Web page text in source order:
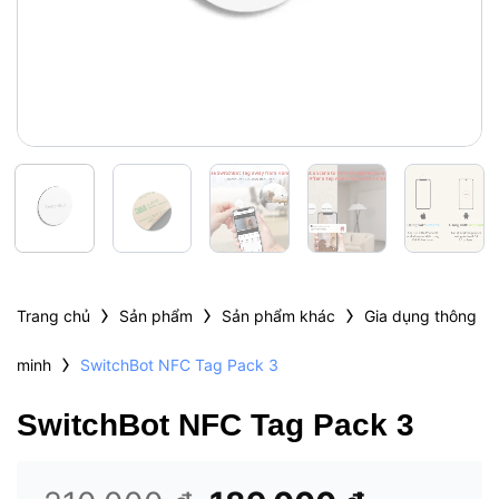
Trang chủ › Sản phẩm › Sản phẩm khác › Gia dụng thông
minh › SwitchBot NFC Tag Pack 3
SwitchBot NFC Tag Pack 3